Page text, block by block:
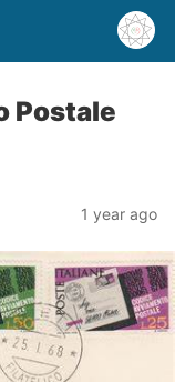
Postale
1 year ago